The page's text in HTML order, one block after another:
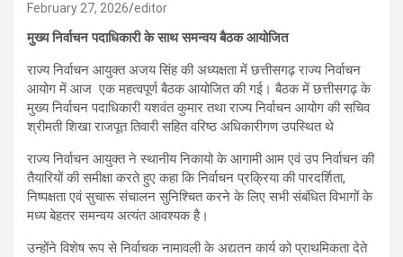
February 27, 2026 editor
मुख्य निर्वाचन पदाधिकारी के साथ समन्वय बैठक आयोजित
राज्य निर्वाचन आयुक्त अजय सिंह की अध्यक्षता में छत्तीसगढ़ राज्य निर्वाचन
आयोग में आज एक महत्वपूर्ण बैठक आयोजित की गई। बैठक में छत्तीसगढ़ के
मुख्य निर्वाचन पदाधिकारी यशवंत कुमार तथा राज्य निर्वाचन आयोग की सचिव
श्रीमती शिखा राजपूत तिवारी सहित वरिष्ठ अधिकारीगण उपस्थित थे
राज्य निर्वाचन आयुक्त ने स्थानीय निकायो के आगामी आम एवं उप निर्वाचन की
तैयारियों की समीक्षा करते हुए कहा कि निर्वाचन प्रक्रिया की पारदर्शिता,
निष्पक्षता एवं सुचारू संचालन सुनिश्चित करने के लिए सभी संबंधित विभागों के
मध्य बेहतर समन्वय अत्यंत आवश्यक है।
उन्होंने विशेष रूप से निर्वाचक नामावली के अद्यतन कार्य को प्राथमिकता देते